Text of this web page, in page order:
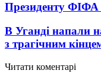
Президенту ФІФА
В Уганді напали
з трагічним
Читати коментарі